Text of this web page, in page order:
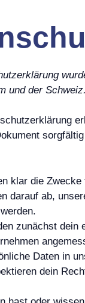
und der Schweiz.
klar die
darauf ab,
zunächst dein
Daten in
dein